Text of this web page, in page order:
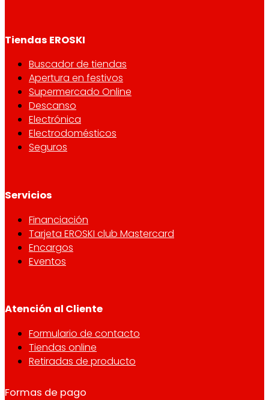
Tiendas EROSKI
Buscador de tiendas
Apertura en festivos
Supermercado Online
Descanso
Electrónica
Electrodomésticos
Seguros
Servicios
Financiación
Tarjeta EROSKI club Mastercard
Encargos
Eventos
Atención al Cliente
Formulario de contacto
Tiendas online
Retiradas de producto
Formas de pago